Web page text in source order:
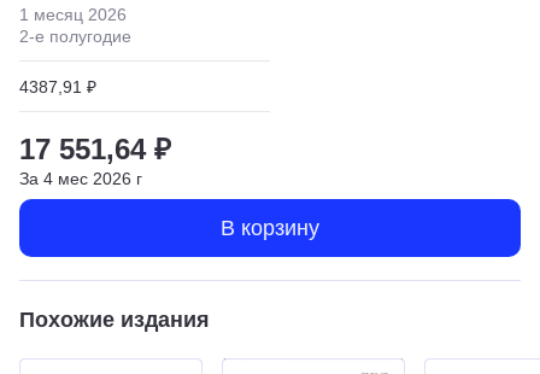
1 месяц 2026
2-е полугодие
4387,91 ₽
17 551,64 ₽
За 4 мес 2026 г
В корзину
Похожие издания